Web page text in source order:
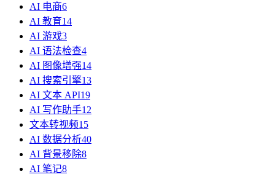
AI 电商6
AI 教育14
AI 游戏3
AI 语法检查4
AI 图像增强14
AI 搜索引擎13
AI 文本 API19
AI 写作助手12
文本转视频15
AI 数据分析40
AI 背景移除8
AI 笔记8